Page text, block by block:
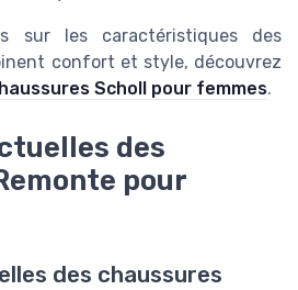
sur les caractéristiques des
confort et style, découvrez
Scholl pour femmes.
des
pour
des chaussures